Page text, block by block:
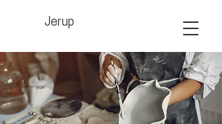
Jerup